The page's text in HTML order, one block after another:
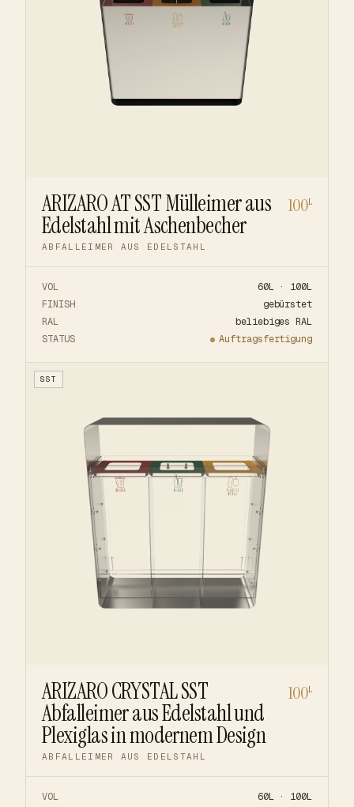
ARIZARO AT SST Mülleimer aus
Edelstahl mit Aschenbecher
ABFALLEIMER AUS EDELSTAHL
100L
VOL
60L · 100L
FINISH
gebürstet
RAL
beliebiges RAL
STATUS
Auftragsfertigung
SST
ARIZARO CRYSTAL SST
Abfalleimer aus Edelstahl und
Plexiglas in modernem Design
ABFALLEIMER AUS EDELSTAHL
100L
VOL
60L · 100L